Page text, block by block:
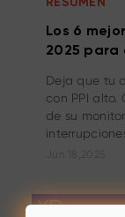
RESUMEN
Los 6
2025 para
Deja que tu
con PPI
de su